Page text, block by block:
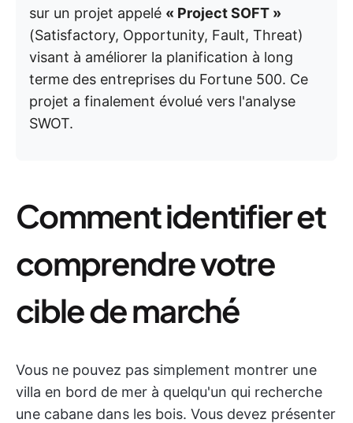
sur un projet appelé « Project SOFT »
(Satisfactory, Opportunity, Fault, Threat)
visant à améliorer la planification à long
terme des entreprises du Fortune 500. Ce
projet a finalement évolué vers l'analyse
SWOT.
Comment identifier et
comprendre votre
cible de marché
Vous ne pouvez pas simplement montrer une
villa en bord de mer à quelqu'un qui recherche
une cabane dans les bois. Vous devez présenter